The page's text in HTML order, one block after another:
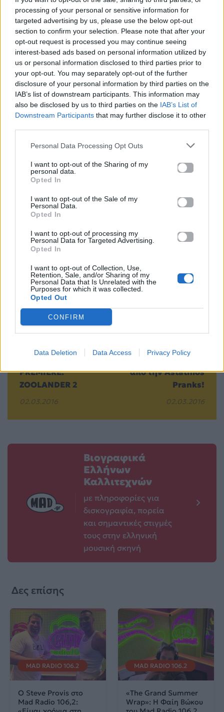
processing of your personal or sensitive information for
targeted advertising by us, please use the below opt-out
section to confirm your selection. Please note that after your
opt-out request is processed you may continue seeing
interest-based ads based on personal information utilized by
us or personal information disclosed to third parties prior to
your opt-out. You may separately opt-out of the further
disclosure of your personal information by third parties on the
IAB’s list of downstream participants. This information may
also be disclosed by us to third parties on the IAB’s List of
Downstream Participants that may further disclose it to other
Personal Data Processing Opt Outs
I want to opt-out of the Sharing of my
personal data.
Opted In
I want to opt-out of the Sale of my
Personal Data.
Opted In
I want to opt-out of processing my
Personal Data for Targeted Advertising.
Opted In
I want to opt-out of Collection, Use,
Retention, Sale, and/or Sharing of my
Personal Data that Is Unrelated with the
Purposes for which it was collected.
Opted Out
CONFIRM
Data Deletion Data Access Privacy Policy
σχετικά με το
, επισκεφτείτε μας στο
Facebook, επικοινωνήστε μέσωTwitterή
ακολουθήστε μας στοInstagram.
CD feel good feelgood hits Mad Radio
mad-radio-top-
news
madtvfeatured no1 singles tracks
Ακολουθήστε το
Mad.gr στο Google
News
Mad.gr στο MSN
Μοιράσου αυτό το άρθρο
Προηγούμενο
MAD RADIO AVANT
PREMIERE:
ZOOLANDER 2
02.03.2016
Επόμενο
Άλλο ένα βίντεο
από την Astathios
Pranks!
02.03.2016
Βιογραφικά
Ελλήνων
Καλλιτεχνών
με πληροφορίες για
δισκογραφία, πορεία
και σημαντικές στιγμές
τους στην ελληνική
μουσική σκηνή
Δες επίσης
MAD RADIO 106.2
Ο Steve Provis στο
Mad Radio 106,2:
MAD RADIO 106.2
«The Grand Summer
Wrap»: Η Φαίη Βώκου